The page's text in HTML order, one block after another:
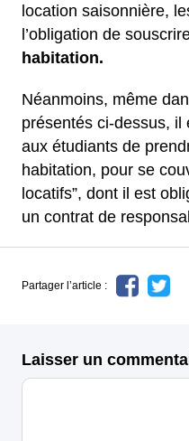
location saisonnière,
l’obligation de
habitation.
Néanmoins, même
présentés ci-dessus, il
aux étudiants de
habitation, pour se
locatifs”, dont il est
un contrat de
Partager l’article :
Laisser un